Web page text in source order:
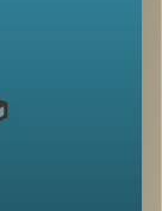
והאם האנושות
כל אלה היו
כן, אנשים
מלחמות,